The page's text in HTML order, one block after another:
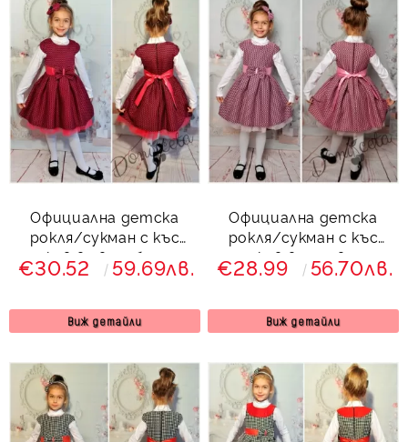
Официална детска
рокля/сукман с къс
ръкав в цвят бордо
€30.52 59.69лв.
Виж детайли
Официална детска
рокля/сукман с къс
ръкав в лилаво с
коланче
€28.99 56.70лв.
Виж детайли